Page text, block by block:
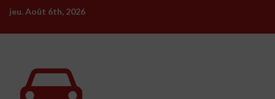
Skip
content
jeu. Août 6th, 2026